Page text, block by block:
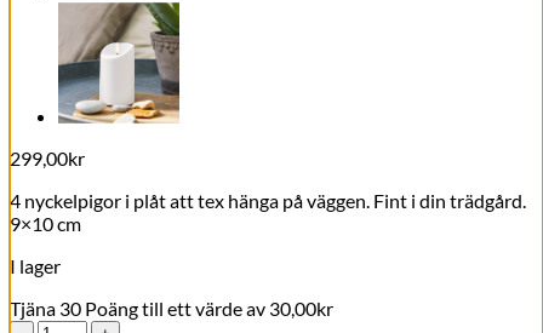
299,00kr
4 nyckelpigor i plåt att tex hänga på väggen. Fint i din trädgård.
9×10 cm
I lager
Tjäna 30 Poäng till ett värde av 30,00kr